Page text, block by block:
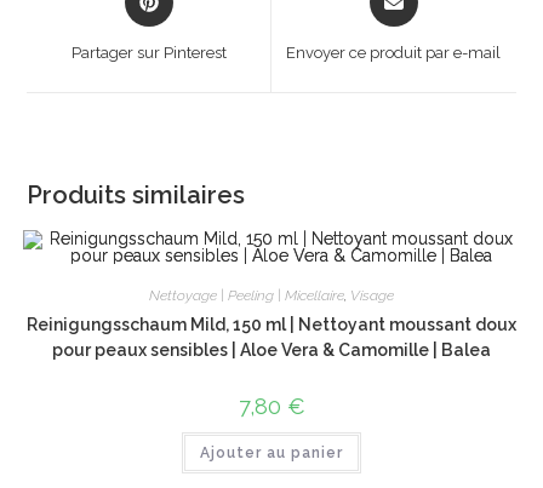
in
Partager sur Pinterest
in
new
Envoyer ce produit par e-mail
Produits similaires
Nettoyage | Peeling | Micellaire, Visage
Reinigungsschaum Mild, 150 ml | Nettoyant moussant doux
pour peaux sensibles | Aloe Vera & Camomille | Balea
7,80 €
Ajouter au panier